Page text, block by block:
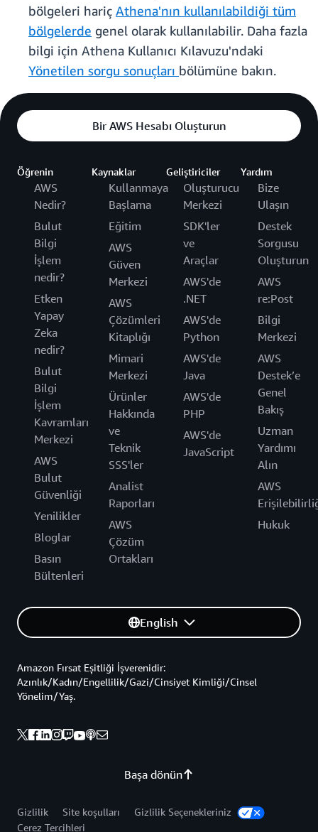
bölgeleri hariç Athena'nın kullanılabildiği tüm
bölgelerde genel olarak kullanılabilir. Daha fazla
bilgi için Athena Kullanıcı Kılavuzu'ndaki
Yönetilen sorgu sonuçları bölümüne bakın.
Bir AWS Hesabı Oluşturun
Öğrenin
AWS
Nedir?
Bulut
Bilgi
İşlem
nedir?
Etken
Yapay
Zeka
nedir?
Bulut
Bilgi
İşlem
Kavramları
Merkezi
AWS
Bulut
Güvenliği
Yenilikler
Bloglar
Basın
Bültenleri
Kaynaklar
Kullanmaya
Başlama
Eğitim
AWS
Güven
Merkezi
AWS
Çözümleri
Kitaplığı
Mimari
Merkezi
Ürünler
Hakkında
ve
Teknik
SSS'ler
Analist
Raporları
AWS
Çözüm
Ortakları
Geliştiriciler
Oluşturucu
Merkezi
SDK'ler
ve
Araçlar
AWS'de
.NET
AWS'de
Python
AWS'de
Java
AWS'de
PHP
AWS'de
JavaScript
Yardım
Bize
Ulaşın
Destek
Sorgusu
Oluşturun
AWS
re:Post
Bilgi
Merkezi
AWS
Destek’e
Genel
Bakış
Uzman
Yardımı
Alın
AWS
Hukuk
English
Başa dönün
Amazon Fırsat Eşitliği İşverenidir:
Azınlık/Kadın/Engellilik/Gazi/Cinsiyet Kimliği/Cinsel
Yönelim/Yaş.
Gizlilik Site koşulları
Gizlilik Seçenekleriniz
Çerez Tercihleri